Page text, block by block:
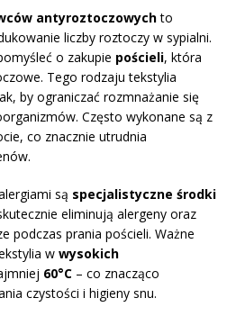
antyroztoczowychto
liczby roztoczy w sypialni.
o zakupie pościeli, która
Tego rodzaju tekstylia
by ograniczać rozmnażanie się
Często wykonane są z
co znacznie utrudnia
są specjalistyczne środki
eliminują alergeny oraz
podczas prania pościeli. Ważne
w wysokich
60°C – co znacząco
czystości i higieny snu.